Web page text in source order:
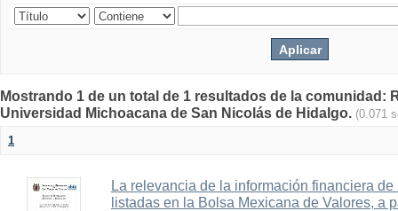
Mostrando 1 de un total de 1 resultados de la comunidad:
Universidad Michoacana de San Nicolás de Hidalgo. (0.071
1
La relevancia de la información financiera
listadas en la Bolsa Mexicana de Valores, a